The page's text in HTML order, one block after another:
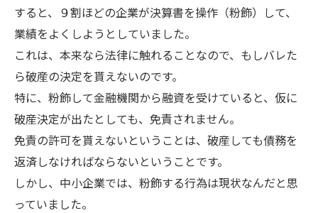
すると、９割ほどの企業が決算書を操作（粉飾）して、
業績をよくしようとしていました。
これは、本来なら法律に触れることなので、もしバレた
ら破産の決定を貰えないのです。
特に、粉飾して金融機関から融資を受けていると、仮に
破産決定が出たとしても、免責されません。
免責の許可を貰えないということは、破産しても債務を
返済しなければならないということです。
しかし、中小企業では、粉飾する行為は現状なんだと思
っていました。